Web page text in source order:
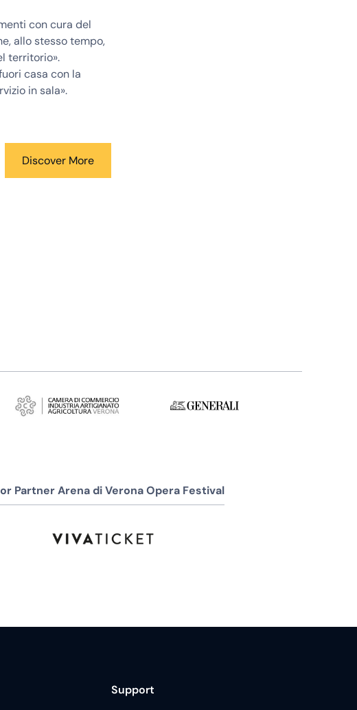
con cura del
allo stesso tempo,
territorio».
casa con la
in sala».
Discover More
Partner Arena di Verona Opera Festival
Support